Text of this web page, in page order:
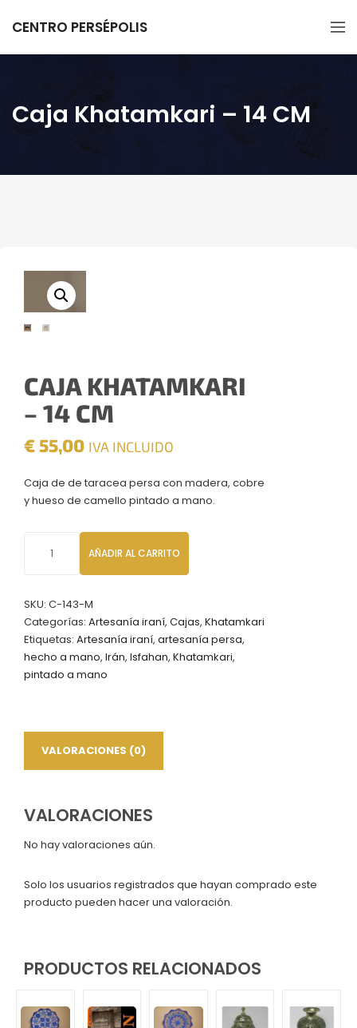
CENTRO PERSÉPOLIS
Caja Khatamkari – 14 CM
CAJA KHATAMKARI
– 14 CM
€ 55,00 IVA INCLUIDO
Caja de de taracea persa con madera, cobre
y hueso de camello pintado a mano.
Khatamkari
CM
cantidad
AÑADIR AL CARRITO
SKU: C-143-M
Categorías: Artesanía iraní, Cajas, Khatamkari
Etiquetas: Artesanía iraní, artesanía persa,
hecho a mano, Irán, Isfahan, Khatamkari,
pintado a mano
VALORACIONES (0)
VALORACIONES
No hay valoraciones aún.
Solo los usuarios registrados que hayan comprado este
producto pueden hacer una valoración.
PRODUCTOS RELACIONADOS